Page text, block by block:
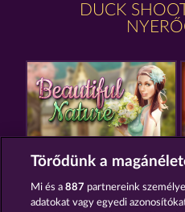
DUCK
BEAUTIFUL NATURE
Törődünk a
Mi és a887 partnereink
adatokat vagy egyedi